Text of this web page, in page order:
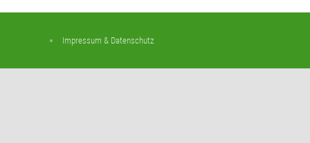
Impressum & Datenschutz